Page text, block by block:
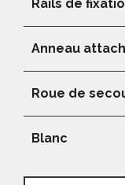
Rails de
Anneau
Roue de
Blanc